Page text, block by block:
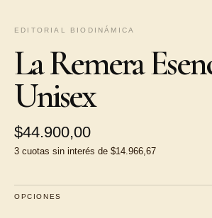
EDITORIAL BIODINÁMICA
La Remera
Unisex
$44.900,00
3 cuotas sin interés de $14.966,67
OPCIONES